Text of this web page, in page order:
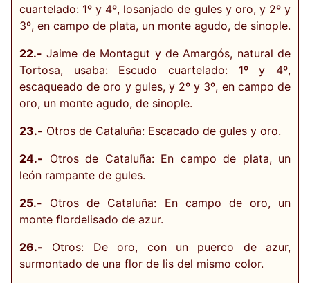
cuartelado: 1º y 4º, losanjado de gules y oro, y 2º y
3º, en campo de plata, un monte agudo, de sinople.
22.- Jaime de Montagut y de Amargós, natural de
Tortosa, usaba: Escudo cuartelado: 1º y 4º,
escaqueado de oro y gules, y 2º y 3º, en campo de
oro, un monte agudo, de sinople.
23.- Otros de Cataluña: Escacado de gules y oro.
24.- Otros de Cataluña: En campo de plata, un
león rampante de gules.
25.- Otros de Cataluña: En campo de oro, un
monte flordelisado de azur.
26.- Otros: De oro, con un puerco de azur,
surmontado de una flor de lis del mismo color.